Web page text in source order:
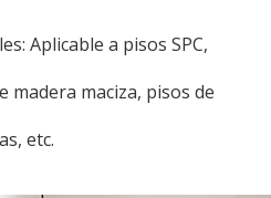
Aplicable a pisos SPC,
madera maciza, pisos de
etc.